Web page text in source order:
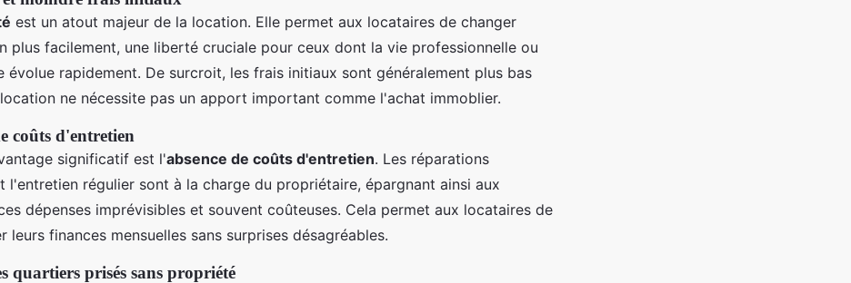
est un atout majeur de la location. Elle permet aux locataires de changer
plus facilement, une liberté cruciale pour ceux dont la vie professionnelle ou
évolue rapidement. De surcroit, les frais initiaux sont généralement plus bas
ne nécessite pas un apport important comme l'achat immoblier.
coûts d'entretien
significatif est l'absence de coûts d'entretien. Les réparations
l'entretien régulier sont à la charge du propriétaire, épargnant ainsi aux
dépenses imprévisibles et souvent coûteuses. Cela permet aux locataires de
leurs finances mensuelles sans surprises désagréables.
quartiers prisés sans propriété